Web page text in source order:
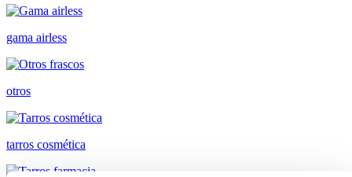
gama airless
otros
tarros cosmética